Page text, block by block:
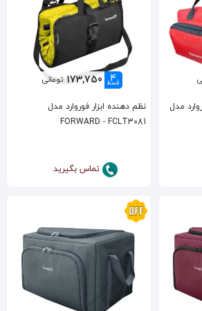
مدل
4
قسط 173,750 تومانی
نظم دهنده ابزار فوروارد مدل
FORWARD - FCLT3081
تماس بگیرید